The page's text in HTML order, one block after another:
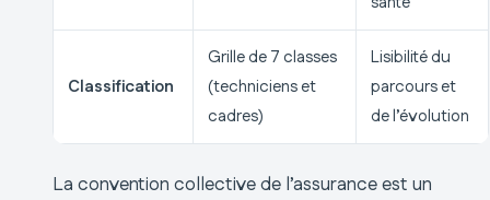
Classification
Grille de 7 classes
(techniciens et
cadres)
Lisibilité du
parcours et
de l’évolution
La convention collective de l’assurance est un